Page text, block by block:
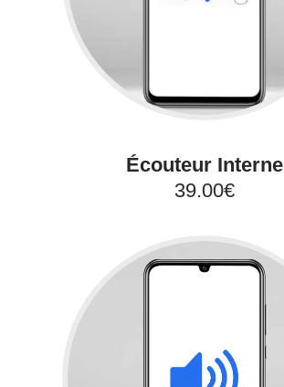
Écouteur Interne
39.00€